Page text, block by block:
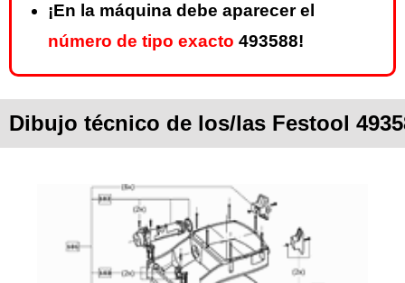
¡En la máquina debe aparecer el
número de tipo exacto 493588!
Dibujo técnico de los/las Festool